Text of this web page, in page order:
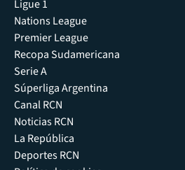
Ligue 1
Nations League
Premier League
Recopa Sudamericana
Serie A
Súperliga Argentina
Canal RCN
Noticias RCN
La República
Deportes RCN